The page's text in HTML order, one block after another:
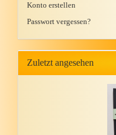
Konto erstellen
Passwort vergessen?
Zuletzt angesehen